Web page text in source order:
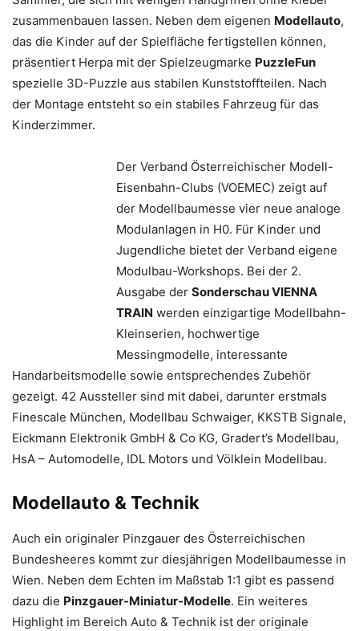
zusammenbauen lassen. Neben dem eigenen Modellauto,
das die Kinder auf der Spielfläche fertigstellen können,
präsentiert Herpa mit der Spielzeugmarke PuzzleFun
spezielle 3D-Puzzle aus stabilen Kunststoffteilen. Nach
der Montage entsteht so ein stabiles Fahrzeug für das
Kinderzimmer.
Der Verband Österreichischer Modell-
Eisenbahn-Clubs (VOEMEC) zeigt auf
der Modellbaumesse vier neue analoge
Modulanlagen in H0. Für Kinder und
Jugendliche bietet der Verband eigene
Modulbau-Workshops. Bei der 2.
Ausgabe der Sonderschau VIENNA
TRAIN werden einzigartige Modellbahn-
Kleinserien, hochwertige
Messingmodelle, interessante
Handarbeitsmodelle sowie entsprechendes Zubehör
gezeigt. 42 Aussteller sind mit dabei, darunter erstmals
Finescale München, Modellbau Schwaiger, KKSTB Signale,
Eickmann Elektronik GmbH & Co KG, Gradert’s Modellbau,
HsA – Automodelle, IDL Motors und Völklein Modellbau.
Modellauto & Technik
Auch ein originaler Pinzgauer des Österreichischen
Bundesheeres kommt zur diesjährigen Modellbaumesse in
Wien. Neben dem Echten im Maßstab 1:1 gibt es passend
dazu die Pinzgauer-Miniatur-Modelle. Ein weiteres
Highlight im Bereich Auto & Technik ist der originale